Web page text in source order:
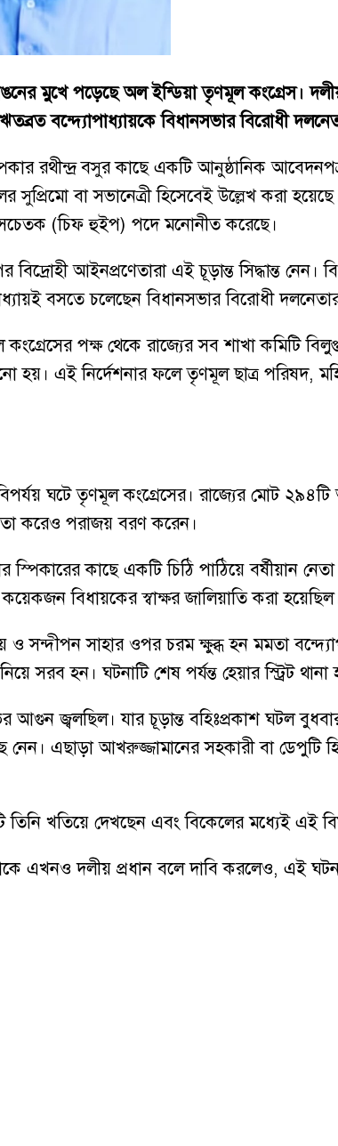
মুখে পড়েছে অল ইন্ডিয়া তৃণমূল কংগ্রেস।
বন্দ্যোপাধ্যায়কে বিধানসভার বিরোধী দলনেতা
রথীন্দ্র বসুর কাছে একটি আনুষ্ঠানিক
বা সভানেত্রী হিসেবেই উল্লেখ করা
সচেতক (চিফ হুইপ) পদে মনোনীত করেছে।
বিদ্রোহী আইনপ্রণেতারা এই চূড়ান্ত সিদ্ধান্ত
বসতে চলেছেন বিধানসভার বিরোধী
পক্ষ থেকে রাজ্যের সব শাখা কমিটি
হয়। এই নির্দেশনার ফলে তৃণমূল ছাত্র পরিষদ,
বিপর্যয় ঘটে তৃণমূল কংগ্রেসের। রাজ্যের মোট
করেও পরাজয় বরণ করেন।
কাছে একটি চিঠি পাঠিয়ে বর্ষীয়ান
বিধায়কের স্বাক্ষর জালিয়াতি করা
সন্দীপন সাহার ওপর চরম ক্ষুব্ধ হন মমতা
সরব হন। ঘটনাটি শেষ পর্যন্ত হেয়ার স্ট্রিট
আগুন জ্বলছিল। যার চূড়ান্ত বহিঃপ্রকাশ ঘটল
এছাড়া আখরুজ্জামানের সহকারী বা ডেপুটি
খতিয়ে দেখছেন এবং বিকেলের মধ্যেই এই
এখনও দলীয় প্রধান বলে দাবি করলেও, এই